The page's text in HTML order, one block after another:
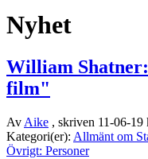
Nyhet
William
film"
Av Aike , skriven 11-06-19
Kategori(er): Allmänt om
Övrigt: Personer